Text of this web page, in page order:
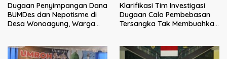
Dugaan Penyimpangan Dana
BUMDes dan Nepotisme di
Desa Wonoagung, Warga
Klarifikasi Tim Investigasi
Dugaan Calo Pembebasan
Tersangka Tak Membuahkan